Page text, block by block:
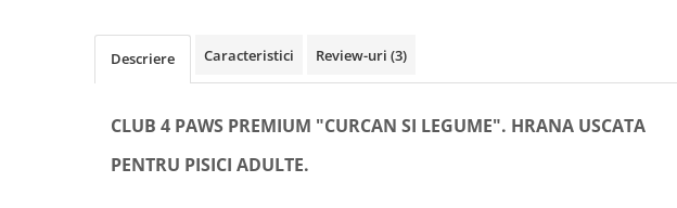
Descriere Caracteristici Review-uri (3)
CLUB 4 PAWS PREMIUM "CURCAN SI LEGUME". HRANA USCATA
PENTRU PISICI ADULTE.